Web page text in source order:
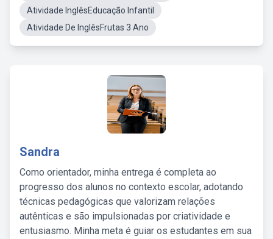
Atividade InglêsEducação Infantil
Atividade De InglêsFrutas 3 Ano
Sandra
Como orientador, minha entrega é completa ao
progresso dos alunos no contexto escolar, adotando
técnicas pedagógicas que valorizam relações
autênticas e são impulsionadas por criatividade e
entusiasmo. Minha meta é guiar os estudantes em sua